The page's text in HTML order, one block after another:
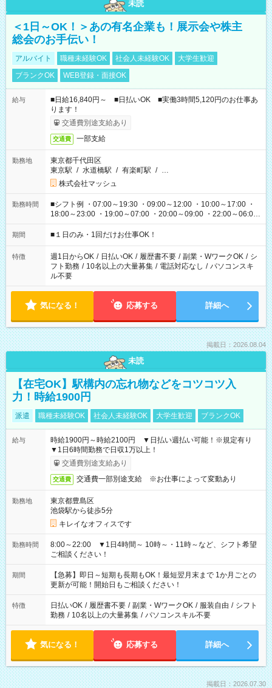
未読
＜1日～OK！＞あの有名企業も！展示会や株主
総会のお手伝い！
アルバイト 職種未経験OK 社会人未経験OK
大学生歓迎
ブランクOK
WEB登録・面接OK
給与
■日給16,840円～ ■日払いOK ■実働3時間5,120円のお仕事あ
ります！
交通費別途支給あり
交通費 一部支給
勤務地
東京都千代田区
東京駅 / 水道橋駅 / 有楽町駅 / …
株式会社マッシュ
勤務時間
■シフト例 ・07:00～19:30 ・09:00～12:00 ・10:00～17:00 ・
18:00～23:00 ・19:00～07:00 ・20:00～09:00 ・22:00～06:00
etc ★最短で3時間で5,120円のお仕事から 15時間で2万円近く稼
げるお仕事も！ ご希望のお時間に合わせてご紹介！ ※シフトは
ください！
期間 ■１日のみ・1回だけお仕事OK！
特徴 週1日からOK / 日払いOK / 履歴書不要 / 副業・WワークOK / シ
フト勤務 / 10名以上の大量募集 / 電話対応なし / パソコンスキ
ル不要
気になる！ 応募する 詳細へ
掲載日：2026.08.04
未読
【在宅OK】駅構内の忘れ物などをコツコツ入
力！時給1900円
派遣 職種未経験OK 社会人未経験OK 大学生歓迎 ブランクOK
給与
時給1900円～時給2100円 ▼日払い週払い可能！※規定有り
▼1日6時間勤務で日収1万以上！
交通費別途支給あり
交通費 交通費一部別途支給 ※お仕事によって変動あり
勤務地
東京都豊島区
池袋駅から徒歩5分
キレイなオフィスです
勤務時間
8:00～22:00 ▼1日4時間～ 10時～・11時～など、シフト希望
ご相談ください！
期間
【急募】即日～短期も長期もOK！最短翌月末まで 1か月ごとの
更新が可能！開始日もご相談ください！
特徴 日払いOK / 履歴書不要 / 副業・WワークOK / 服装自由 / シフト
勤務 / 10名以上の大量募集 / パソコンスキル不要
気になる！ 応募する 詳細へ
掲載日：2026.07.30